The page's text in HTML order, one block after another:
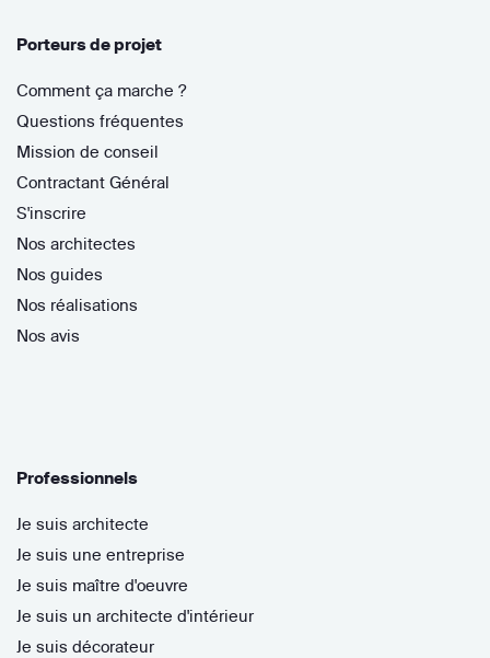
Porteurs de projet
Comment ça marche ?
Questions fréquentes
Mission de conseil
Contractant Général
S'inscrire
Nos architectes
Nos guides
Nos réalisations
Nos avis
Professionnels
Je suis architecte
Je suis une entreprise
Je suis maître d'oeuvre
Je suis un architecte d'intérieur
Je suis décorateur